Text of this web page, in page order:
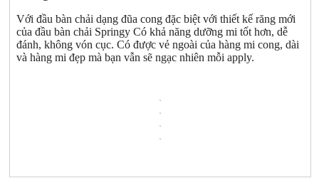
Với đầu bàn chải dạng đũa cong đặc biệt với thiết kế răng mới
của đầu bàn chải Springy Có khả năng dưỡng mi tốt hơn, dễ
đánh, không vón cục. Có được vẻ ngoài của hàng mi cong, dài
và hàng mi đẹp mà bạn vẫn sẽ ngạc nhiên mỗi apply.